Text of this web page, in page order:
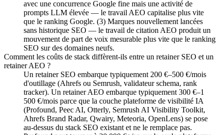
avec une concurrence Google fine mais une activité de
prompts LLM élevée — le travail AEO capitalise plus vite
que le ranking Google. (3) Marques nouvellement lancées
sans historique SEO — le travail de citation AEO produit un
mouvement de part de voix mesurable plus vite que le ranking
SEO sur des domaines neufs.
Comment les coûts de stack diffèrent-ils entre un retainer SEO et un
retainer AEO ?
Un retainer SEO embarque typiquement 200 €–500 €/mois
d'outillage (Ahrefs ou Semrush, validateur schema, rank
tracker). Un retainer AEO embarque typiquement 300 €–1
500 €/mois parce que la couche plateforme de visibilité IA
(Profound, Peec AI, Otterly, Semrush AI Visibility Toolkit,
Ahrefs Brand Radar, Qwairy, Meteoria, OpenLens) se pose
au-dessus du stack SEO existant et ne le remplace pas.